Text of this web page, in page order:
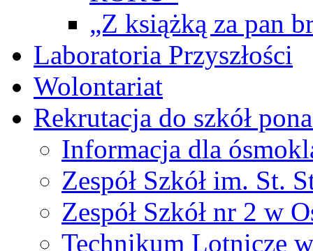
„Z książką za pan
Laboratoria Przyszłości
Wolontariat
Rekrutacja do szkół
Informacja dla
Zespół Szkół im. St.
Zespół Szkół nr 2 w
Technikum Lotnicze